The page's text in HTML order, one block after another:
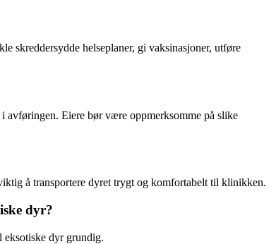
skreddersydde helseplaner, gi vaksinasjoner, utføre
avføringen. Eiere bør være oppmerksomme på slike
å transportere dyret trygt og komfortabelt til klinikken.
dyr?
eksotiske dyr grundig.